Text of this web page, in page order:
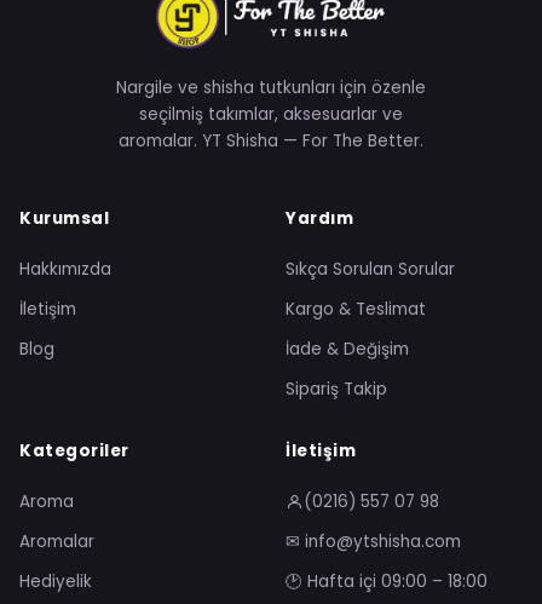
Nargile ve shisha tutkunları için özenle
seçilmiş takımlar, aksesuarlar ve
aromalar. YT Shisha — For The Better.
Kurumsal
Hakkımızda
İletişim
Blog
Yardım
Sıkça Sorulan Sorular
Kargo & Teslimat
İade & Değişim
Sipariş Takip
Kategoriler
Aroma
Aromalar
Hediyelik
İletişim
(0216) 557 07 98
✉ info@ytshisha.com
🕑 Hafta içi 09:00 – 18:00